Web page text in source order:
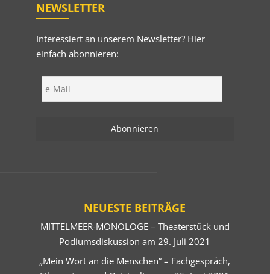
NEWSLETTER
Interessiert an unserem Newsletter? Hier
einfach abonnieren:
NEUESTE BEITRÄGE
MITTELMEER-MONOLOGE – Theaterstück und
Podiumsdiskussion am 29. Juli 2021
„Mein Wort an die Menschen“ – Fachgespräch,